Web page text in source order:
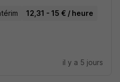
12,31 - 15 € / heure
il y a 5 jours